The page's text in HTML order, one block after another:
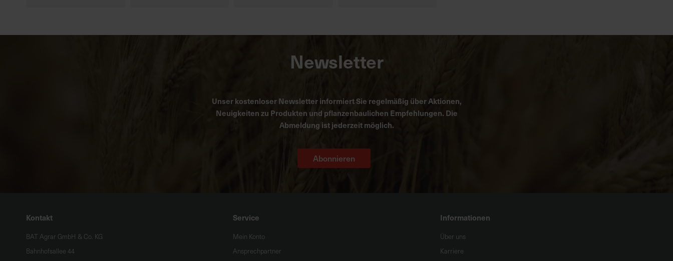
Newsletter
Unser kostenloser Newsletter informiert Sie regelmäßig über Aktionen,
Neuigkeiten zu Produkten und pflanzenbaulichen Empfehlungen. Die
Abmeldung ist jederzeit möglich.
Abonnieren
Kontakt
BAT Agrar GmbH & Co. KG
Bahnhofsallee 44
Service
Mein Konto
Ansprechpartner
Informationen
Über uns
Karriere